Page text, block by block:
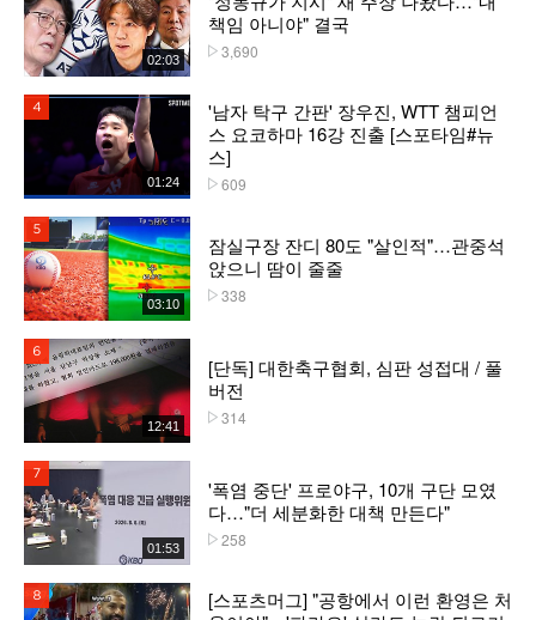
02:03
책임 아니야" 결국
3,690
01:24
'남자 탁구 간판' 장우진, WTT 챔피언
스 요코하마 16강 진출 [스포타임#뉴
스]
609
03:10
잠실구장 잔디 80도 "살인적"…관중석
앉으니 땀이 줄줄
338
12:41
[단독] 대한축구협회, 심판 성접대 / 풀
버전
314
01:53
'폭염 중단' 프로야구, 10개 구단 모였
다…"더 세분화한 대책 만든다"
258
[스포츠머그] "공항에서 이런 환영은 처